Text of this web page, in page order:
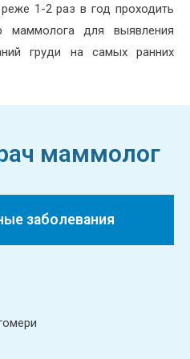
1-2 раз в год проходить
маммолога для выявления
груди на самых ранних
маммолог
заболевания